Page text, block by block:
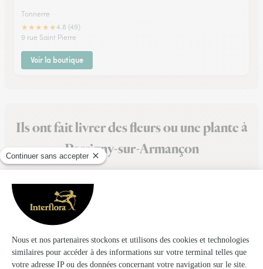
Tonnerre
★★★★★4.8 (49)
9 rue Saint Pierre
Voir la boutique
Ils ont fait livrer des fleurs ou une plante à
Perrigny-sur-Armançon
★ ★ ★
Très bonne expérience
Très bonne expérience. Choix rapidité et bouquet très bien
présenté. Parfait !
08/05/2026